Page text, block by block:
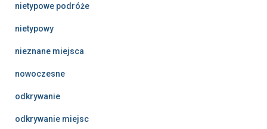
nietypowe podróże
nietypowy
nieznane miejsca
nowoczesne
odkrywanie
odkrywanie miejsc